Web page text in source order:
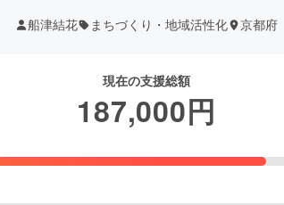
船津結花 まちづくり・地域活性化 京都府
現在の支援総額
187,000円